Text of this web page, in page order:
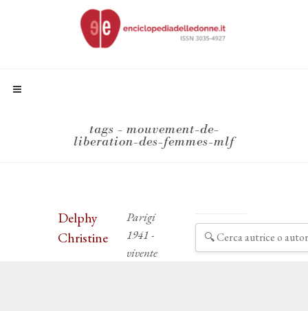
tags - mouvement-de-
liberation-des-femmes-mlf
Delphy
Christine
Parigi
1941 -
vivente